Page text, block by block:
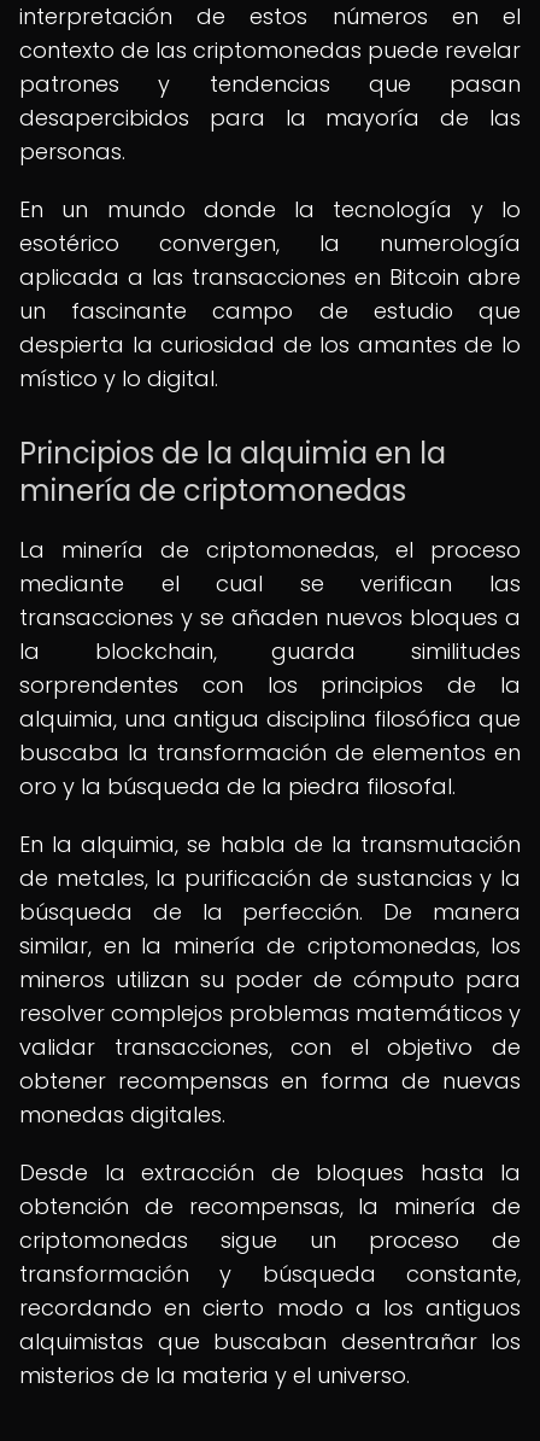
interpretación de estos números en el
contexto de las criptomonedas puede revelar
patrones y tendencias que pasan
desapercibidos para la mayoría de las
personas.
En un mundo donde la tecnología y lo
esotérico convergen, la numerología
aplicada a las transacciones en Bitcoin abre
un fascinante campo de estudio que
despierta la curiosidad de los amantes de lo
místico y lo digital.
Principios de la alquimia en la
minería de criptomonedas
La minería de criptomonedas, el proceso
mediante el cual se verifican las
transacciones y se añaden nuevos bloques a
la blockchain, guarda similitudes
sorprendentes con los principios de la
alquimia, una antigua disciplina filosófica que
buscaba la transformación de elementos en
oro y la búsqueda de la piedra filosofal.
En la alquimia, se habla de la transmutación
de metales, la purificación de sustancias y la
búsqueda de la perfección. De manera
similar, en la minería de criptomonedas, los
mineros utilizan su poder de cómputo para
resolver complejos problemas matemáticos y
validar transacciones, con el objetivo de
obtener recompensas en forma de nuevas
monedas digitales.
Desde la extracción de bloques hasta la
obtención de recompensas, la minería de
criptomonedas sigue un proceso de
transformación y búsqueda constante,
recordando en cierto modo a los antiguos
alquimistas que buscaban desentrañar los
misterios de la materia y el universo.